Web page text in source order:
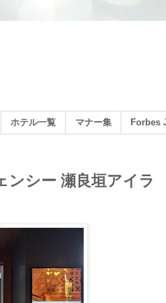
ホテル一覧 マナー集 Forbes
ンシー 瀬良垣アイラ